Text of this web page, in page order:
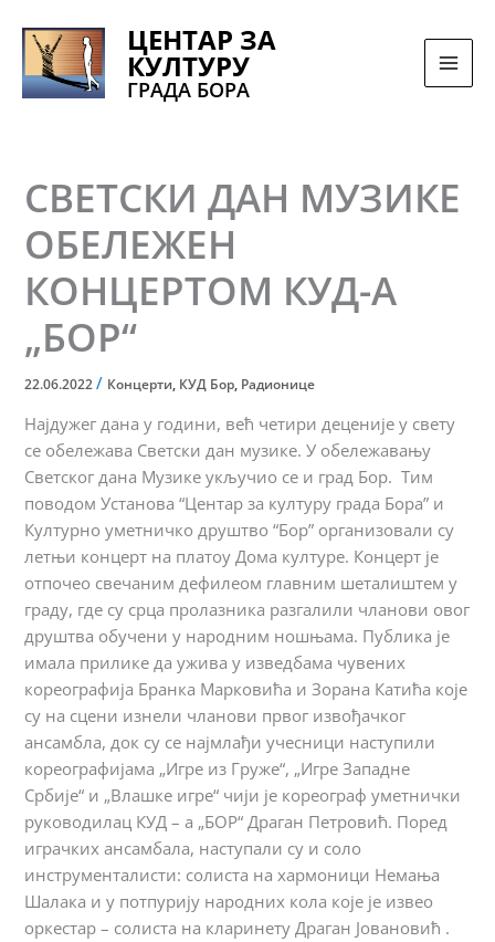
sadržaj
ЦЕНТАР ЗА
КУЛТУРУ
ГРАДА БОРА
СВЕТСКИ ДАН МУЗИКЕ
ОБЕЛЕЖЕН
КОНЦЕРТОМ КУД-А
„БОР“
22.06.2022/ Концерти КУД Бор Радионице
Најдужег дана у години, већ четири деценије у свету
се обележава Светски дан музике. У обележавању
Светског дана Музике укључио се и град Бор. Тим
поводом Установа “Центар за културу града Бора” и
Културно уметничко друштво “Бор” организовали су
летњи концерт на платоу Дома културе. Концерт је
отпочео свечаним дефилеом главним шеталиштем у
граду, где су срца пролазника разгалили чланови овог
друштва обучени у народним ношњама. Публика је
имала прилике да ужива у изведбама чувених
кореографија Бранка Марковића и Зорана Катића које
су на сцени изнели чланови првог извођачког
ансамбла, док су се најмлађи учесници наступили
кореографијама „Игре из Груже“, „Игре Западне
Србије“ и „Влашке игре“ чији је кореограф уметнички
руководилац КУД – а „БОР“ Драган Петровић. Поред
играчких ансамбала, наступали су и соло
инструменталисти: солиста на хармоници Немања
Шалака и у потпурију народних кола које је извео
оркестар – солиста на кларинету Драган Јовановић .